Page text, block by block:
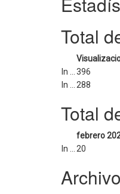
Total
In ...
396
In ...
288
Total
febrero
In ...
20